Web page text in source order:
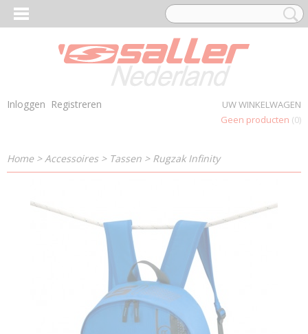
Inloggen Registreren
UW WINKELWAGEN
Geen producten (0)
Home> Accessoires > Tassen > Rugzak Infinity